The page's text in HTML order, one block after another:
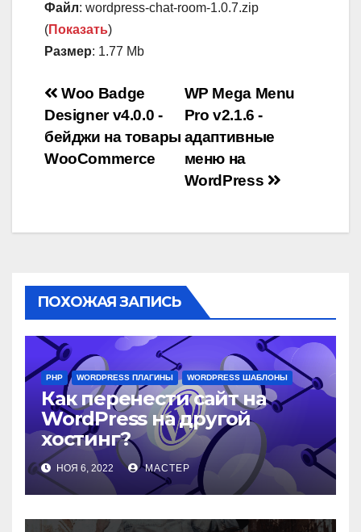
Файл: wordpress-chat-room-1.0.7.zip
(Показать)
Размер: 1.77 Mb
Навигация
по
записям
WP Mega Menu
Pro v2.1.6 -
адаптивные
меню на
WordPress
Woo Badge
Designer v4.0.0 -
бейджи на товары
WooCommerce
ПОХОЖАЯ ЗАПИСЬ
PHP WORDPRESS ПЛАГИНЫ WORDPRESS ШАБЛОНЫ
Как перенести сайт на
WordPress на другой
хостинг?
НОЯ 6, 2022 МАСТЕР